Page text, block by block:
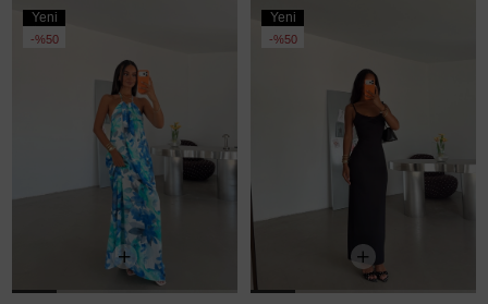
Yeni
Ürün
%50
Yeni
Ürün
%50